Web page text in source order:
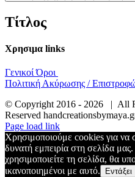
Τίτλος
Χρησιμα links
Γενικοί Όροι
Πολιτική Ακύρωσης /
© Copyright 2016 - 2026 | All
Reserved
Page load link
Χρησιμοποιούμε cookies για
δυνατή εμπειρία στη σελίδα
χρησιμοποιείτε τη σελίδα, θα
ικανοποιημένοι με αυτό.
Εντάξει